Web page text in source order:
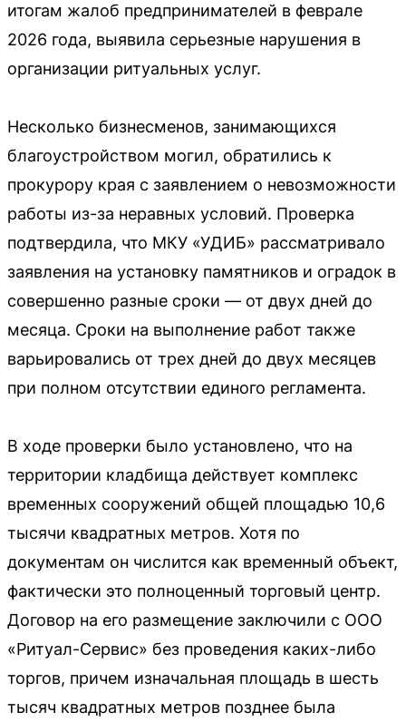
итогам жалоб предпринимателей в феврале
2026 года, выявила серьезные нарушения в
организации ритуальных услуг.
Несколько бизнесменов, занимающихся
благоустройством могил, обратились к
прокурору края с заявлением о невозможности
работы из-за неравных условий. Проверка
подтвердила, что МКУ «УДИБ» рассматривало
заявления на установку памятников и оградок в
совершенно разные сроки — от двух дней до
месяца. Сроки на выполнение работ также
варьировались от трех дней до двух месяцев
при полном отсутствии единого регламента.
В ходе проверки было установлено, что на
территории кладбища действует комплекс
временных сооружений общей площадью 10,6
тысячи квадратных метров. Хотя по
документам он числится как временный объект,
фактически это полноценный торговый центр.
Договор на его размещение заключили с ООО
«Ритуал-Сервис» без проведения каких-либо
торгов, причем изначальная площадь в шесть
тысяч квадратных метров позднее была